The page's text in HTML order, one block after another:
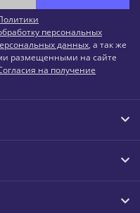
персональных
данных, а так же
размещенными на сайте
на получение